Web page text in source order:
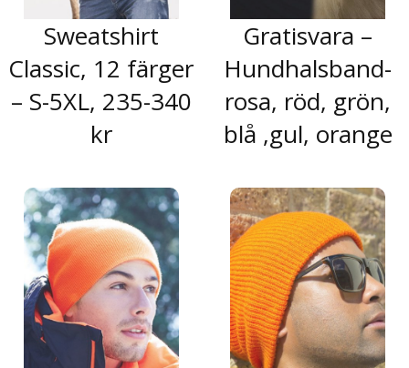
Sweatshirt
Classic, 12 färger
– S-5XL, 235-340
kr
Gratisvara –
Hundhalsband-
rosa, röd, grön,
blå ,gul, orange